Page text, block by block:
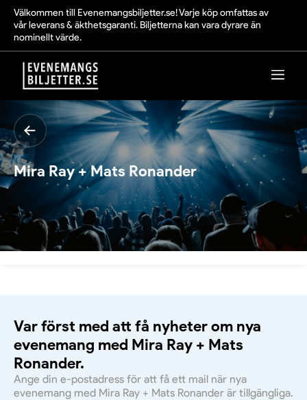
Välkommen till Evenemangsbiljetter.se! Varje köp omfattas av
vår leverans & äkthetsgaranti. Biljetterna kan vara dyrare än
nominellt värde.
Mira Ray + Mats Ronander
Var först med att få nyheter om nya
evenemang med Mira Ray + Mats
Ronander.
Ange din e-postadress för att få ett mail när nya
evenemang med Mira Ray + Mats Ronander är tillgängliga.